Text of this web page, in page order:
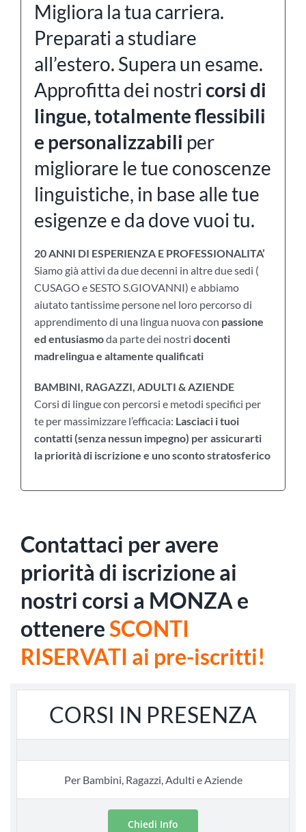
Migliora la tua carriera.
Preparati a studiare
all’estero. Supera un esame.
Approfitta dei nostricorsi di
lingue, totalmente flessibili
e personalizzabili per
migliorare le tue conoscenze
linguistiche, in base alle tue
esigenze e da dove vuoi tu.
20 ANNI DI ESPERIENZA E PROFESSIONALITA’
Siamo già attivi da due decenni in altre due sedi (
CUSAGO e SESTO S.GIOVANNI) e abbiamo
aiutato tantissime persone nel loro percorso di
apprendimento di una lingua nuova con passione
ed entusiasmoda parte dei nostridocenti
madrelingua e altamente qualificati
BAMBINI, RAGAZZI, ADULTI & AZIENDE
Corsi di lingue con percorsi e metodi specifici per
te per massimizzare l’efficacia: Lasciaci i tuoi
contatti (senza nessun impegno) per assicurarti
la priorità di iscrizione e uno sconto stratosferico
Contattaci per avere
priorità di iscrizione ai
nostri corsi a MONZA e
ottenereSCONTI
RISERVATI ai pre-iscritti!
CORSI IN PRESENZA
Per Bambini, Ragazzi, Adulti e Aziende
Chiedi Info